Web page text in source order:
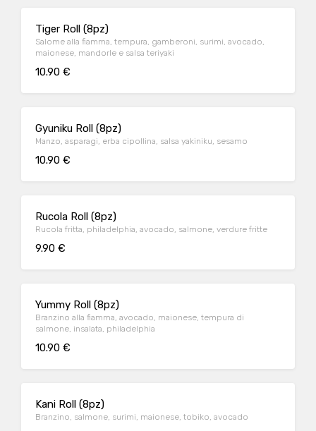
Tiger Roll (8pz)
Salome alla fiamma, tempura, gamberoni, surimi, avocado,
maionese, mandorle e salsa teriyaki
10.90 €
Gyuniku Roll (8pz)
Manzo, asparagi, erba cipollina, salsa yakiniku, sesamo
10.90 €
Rucola Roll (8pz)
Rucola fritta, philadelphia, avocado, salmone, verdure fritte
9.90 €
Yummy Roll (8pz)
Branzino alla fiamma, avocado, maionese, tempura di
salmone, insalata, philadelphia
10.90 €
Kani Roll (8pz)
Branzino, salmone, surimi, maionese, tobiko, avocado